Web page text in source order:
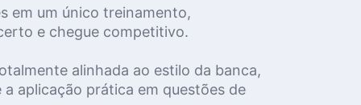
em um único treinamento,
e chegue competitivo.
alinhada ao estilo da banca,
aplicação prática em questões de